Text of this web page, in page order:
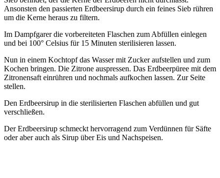
Ansonsten den passierten Erdbeersirup durch ein feines Sieb rühren
um die Kerne heraus zu filtern.
Im Dampfgarer die vorbereiteten Flaschen zum Abfüllen einlegen
und bei 100° Celsius für 15 Minuten sterilisieren lassen.
Nun in einem Kochtopf das Wasser mit Zucker aufstellen und zum
Kochen bringen. Die Zitrone auspressen. Das Erdbeerpüree mit dem
Zitronensaft einrühren und nochmals aufkochen lassen. Zur Seite
stellen.
Den Erdbeersirup in die sterilisierten Flaschen abfüllen und gut
verschließen.
Der Erdbeersirup schmeckt hervorragend zum Verdünnen für Säfte
oder aber auch als Sirup über Eis und Nachspeisen.